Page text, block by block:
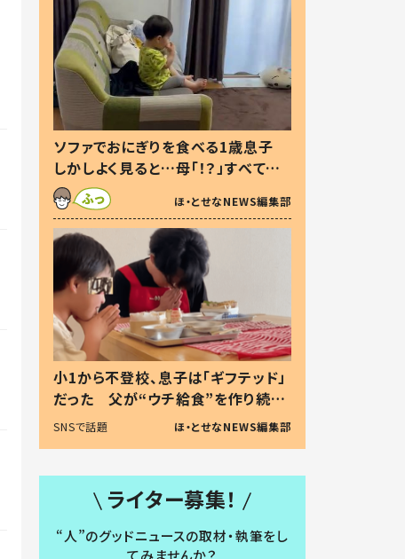
ソファでおにぎりを食べる1歳息子
しかしよく見ると…母「！？」すべてを
察した母の投稿に「可愛いから許
す！」「現行犯〜」
ほ・とせなNEWS編集部
小1から不登校、息子は「ギフテッド」
だった 父が“ウチ給食”を作り続け
る理由とは #令和の親 #令和の子
SNSで話題 ほ・とせなNEWS編集部
ライター募集！
“人”のグッドニュースの取材・執筆をし
てみませんか？